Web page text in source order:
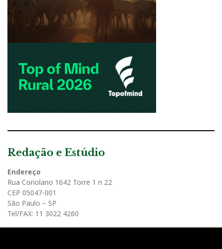
Redação e Estúdio
Endereço
Rua Coriolano 1642 Torre 1 n 22
CEP 05047-001
São Paulo – SP
Tel/FAX: 11 3022 4260